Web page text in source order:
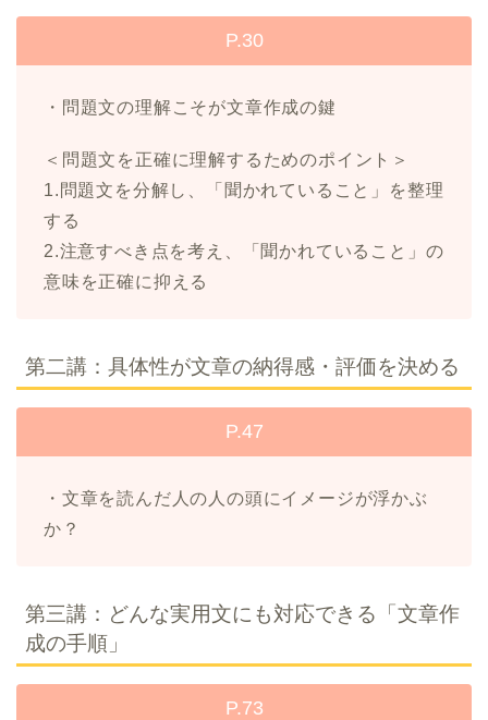
P.30
・問題文の理解こそが文章作成の鍵
＜問題文を正確に理解するためのポイント＞
1.問題文を分解し、「聞かれていること」を整理
する
2.注意すべき点を考え、「聞かれていること」の
意味を正確に抑える
第二講：具体性が文章の納得感・評価を決める
P.47
・文章を読んだ人の人の頭にイメージが浮かぶ
か？
第三講：どんな実用文にも対応できる「文章作
成の手順」
P.73